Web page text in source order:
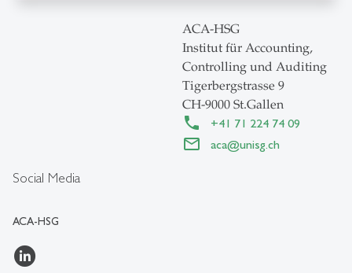
Social Media
ACA-HSG
ACA-HSG
Institut für Accounting,
Controlling und Auditing
Tigerbergstrasse 9
CH-9000 St.Gallen
+41 71 224 74 09
aca@unisg.ch